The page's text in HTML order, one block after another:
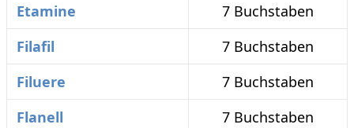
Etamine
7 Buchstaben
Filafil
7 Buchstaben
Filuere
7 Buchstaben
Flanell
7 Buchstaben